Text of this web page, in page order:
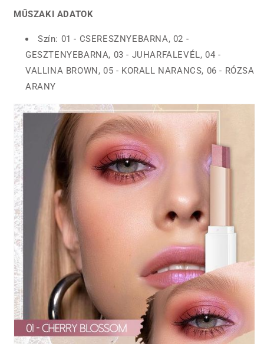
MŰSZAKI ADATOK
Szín: 01 - CSERESZNYEBARNA, 02 -
GESZTENYEBARNA, 03 - JUHARFALEVÉL, 04 -
VALLINA BROWN, 05 - KORALL NARANCS, 06 - RÓZSA
ARANY